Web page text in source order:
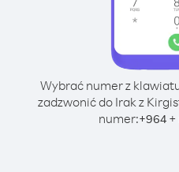
Wybrać numer z
zadzwonić do Irak z
numer:+964+